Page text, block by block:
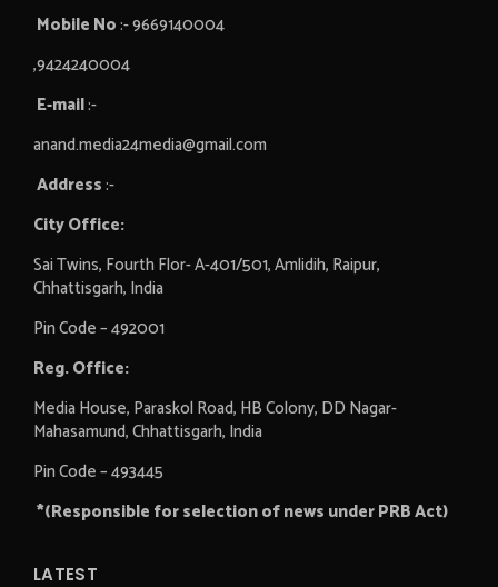
Mobile No:- 9669140004
,9424240004
E-mail:-
anand.media24media@gmail.com
Address:-
City Office:
Sai Twins, Fourth Flor- A-401/501, Amlidih, Raipur,
Chhattisgarh, India
Pin Code – 492001
Reg. Office:
Media House, Paraskol Road, HB Colony, DD Nagar-
Mahasamund, Chhattisgarh, India
Pin Code – 493445
*(Responsible for selection of news under PRB Act)
LATEST